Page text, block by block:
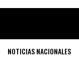
NOTICIAS NACIONALES